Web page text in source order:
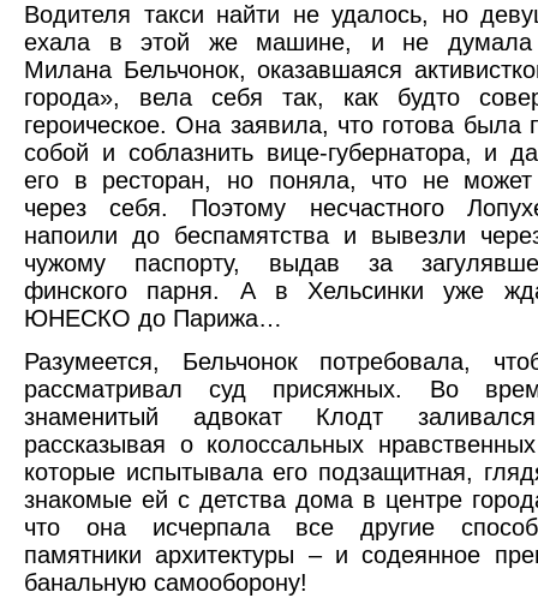
Водителя такси найти не удалось, но
ехала в этой же машине, и не думала
Милана Бельчонок, оказавшаяся
города», вела себя так, как будто
героическое. Она заявила, что готова была
собой и соблазнить вице-губернатора, и
его в ресторан, но поняла, что не может
через себя. Поэтому несчастного
напоили до беспамятства и вывезли
чужому паспорту, выдав за
финского парня. А в Хельсинки уже
ЮНЕСКО до Парижа…
Разумеется, Бельчонок потребовала,
рассматривал суд присяжных. Во
знаменитый адвокат Клодт
рассказывая о колоссальных
которые испытывала его подзащитная,
знакомые ей с детства дома в центре
что она исчерпала все другие
памятники архитектуры – и содеянное
банальную самооборону!